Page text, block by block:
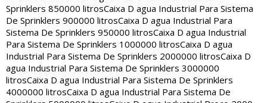
Sprinklers 850000 litrosCaixa D agua Industrial Para Sistema
De Sprinklers 900000 litrosCaixa D agua Industrial Para
Sistema De Sprinklers 950000 litrosCaixa D agua Industrial
Para Sistema De Sprinklers 1000000 litrosCaixa D agua
Industrial Para Sistema De Sprinklers 2000000 litrosCaixa D
agua Industrial Para Sistema De Sprinklers 3000000
litrosCaixa D agua Industrial Para Sistema De Sprinklers
4000000 litrosCaixa D agua Industrial Para Sistema De